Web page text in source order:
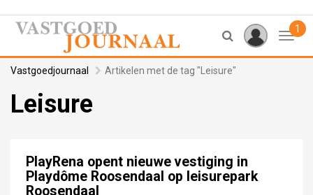
1
Vastgoedjournaal Artikelen met de tag "Leisure"
Leisure
PlayRena opent nieuwe vestiging in
Playdôme Roosendaal op leisurepark
Roosendaal